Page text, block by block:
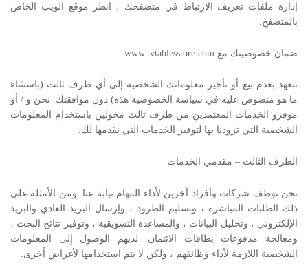
إدارة ملفات تعريف الارتباط في متصفحك ، انظر موقع الويب الخاص
بالمتصفح.
ضمان خصوصيتك مع www.tvtablesstore.com
نتعهد بعدم بيع أو تأجير معلوماتك الشخصية إلى أي طرف ثالث (باستثناء
ما هو منصوص عليه في سياسة الخصوصية هذه) دون موافقتك. نحن و / أو
موفرو الخدمات المعتمدين من طرف ثالث مخولين باستخدام المعلومات
الشخصية التي تزودنا بها لتوفير الخدمات التي نقدمها لك.
الطرف الثالث – مقدمي الخدمات
نحن نوظف شركات وأفراد آخرين لأداء المهام نيابة عنا. ومن الأمثلة على
ذلك الطلبات المباشرة ، وتسليم الطرود ، وإرسال البريد العادي والبريد
الإلكتروني ، وتحليل البيانات ، والمساعدة التسويقية ، وتوفير نتائج البحث ،
ومعالجة مدفوعات بطاقات الائتمان. لديهم الوصول إلى المعلومات
الشخصية اللازمة لأداء وظائفهم ، ولكن لا يتم استخدامها لأغراض أخرى.